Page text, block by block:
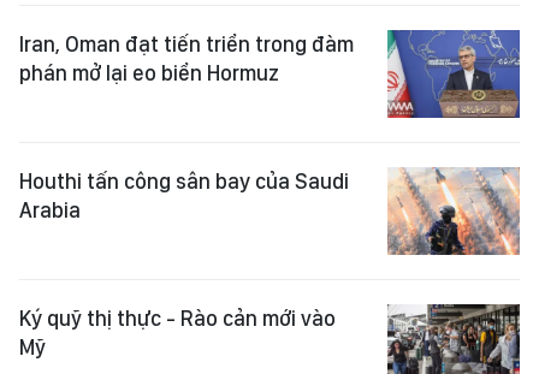
Iran, Oman đạt tiến triển trong đàm
phán mở lại eo biển Hormuz
Houthi tấn công sân bay của Saudi
Arabia
Ký quỹ thị thực - Rào cản mới vào
Mỹ